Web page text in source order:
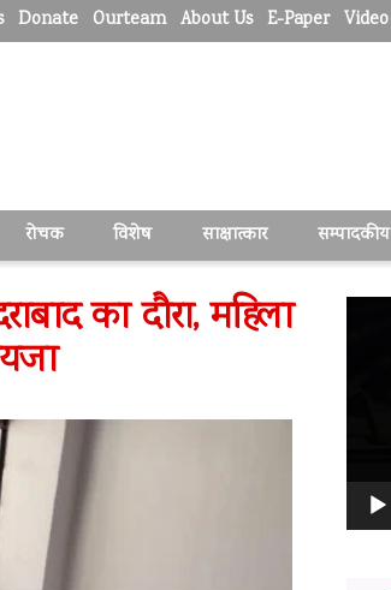
Donate Ourteam About Us E-Paper Video
रोचक विशेष साक्षात्कार सम्पादकीय
का दौरा, महिला